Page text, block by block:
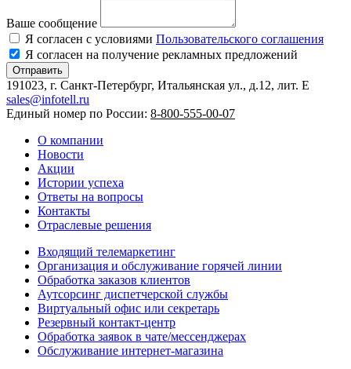
Ваше сообщение
Я согласен с условиями Пользовательского соглашения
Я согласен на получение рекламных предложений
Отправить
191023, г. Санкт-Петербург, Итальянская ул., д.12, лит. E
sales@infotell.ru
Единый номер по России: 8-800-555-00-07
О компании
Новости
Акции
Истории успеха
Ответы на вопросы
Контакты
Отраслевые решения
Входящий телемаркетинг
Организация и обслуживание горячей линии
Обработка заказов клиентов
Аутсорсинг диспетчерской службы
Виртуальный офис или секретарь
Резервный контакт-центр
Обработка заявок в чате/мессенджерах
Обслуживание интернет-магазина